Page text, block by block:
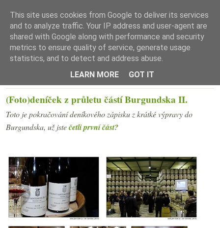
☰ Menu
(Foto)deníček z průletu částí Burgundska II.
Toto je pokračování deníkového zápisku z krátké výpravy do
Burgundska, už jstečetli první část?
This site uses cookies from Google to deliver its services
and to analyze traffic. Your IP address and user-agent are
shared with Google along with performance and security
metrics to ensure quality of service, generate usage
statistics, and to detect and address abuse.
LEARN MORE
GOT IT